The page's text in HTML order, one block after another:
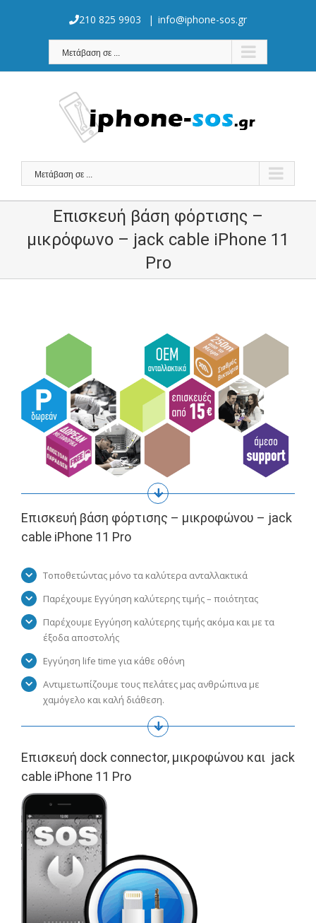
210 825 9903 | info@iphone-sos.gr
Μετάβαση σε ...
Μετάβαση σε ...
Επισκευή βάση φόρτισης –
μικρόφωνο – jack cable iPhone 11
Pro
Επισκευή βάση φόρτισης – μικροφώνου – jack
cable iPhone 11 Pro
Τοποθετώντας μόνο τα καλύτερα ανταλλακτικά
Παρέχουμε Εγγύηση καλύτερης τιμής – ποιότητας
Παρέχουμε Εγγύηση καλύτερης τιμής ακόμα και με τα
έξοδα αποστολής
Εγγύηση life time για κάθε οθόνη
Αντιμετωπίζουμε τους πελάτες μας ανθρώπινα με
χαμόγελο και καλή διάθεση.
Επισκευή dock connector, μικροφώνου και jack
cable iPhone 11 Pro